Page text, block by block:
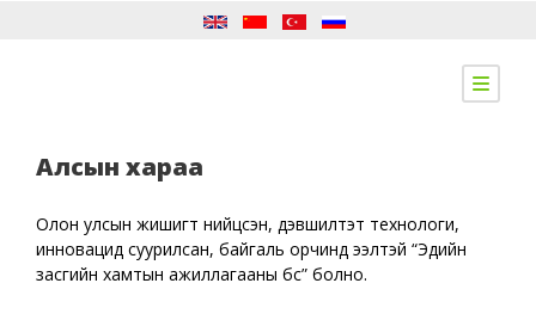
Алсын хараа
Олон улсын жишигт нийцсэн, дэвшилтэт технологи,
инновацид суурилсан, байгаль орчинд ээлтэй “Эдийн
засгийн хамтын ажиллагааны бүс” болно.